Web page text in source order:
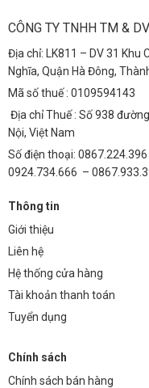
CÔNG TY TNHH TM &
Địa chỉ: LK811 – DV 31 Khu
Nghĩa, Quận Hà Đông,
Mã số thuế : 0109594143
Địa chỉ Thuế : Số 938
Nội, Việt Nam
Số điện thoại:
0924.734.666 –
Thông tin
Giới thiệu
Liên hệ
Hệ thống cửa hàng
Tài khoản thanh toán
Tuyển dụng
Chính sách
Chính sách bán hàng